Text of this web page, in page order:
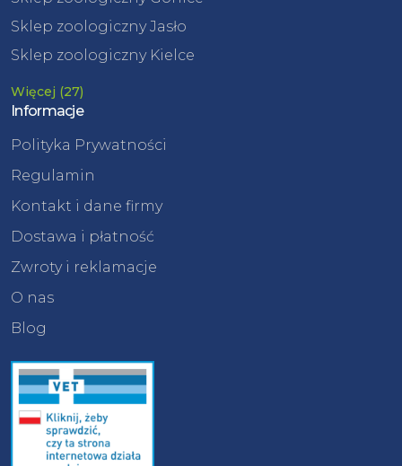
Sklep zoologiczny Jasło
Sklep zoologiczny Kielce
Więcej (27)
Informacje
Polityka Prywatności
Regulamin
Kontakt i dane firmy
Dostawa i płatność
Zwroty i reklamacje
O nas
Blog